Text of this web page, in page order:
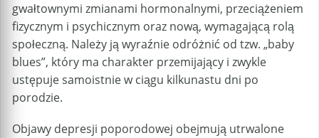
gwałtownymi zmianami hormonalnymi, przeciążeniem
fizycznym i psychicznym oraz nową, wymagającą rolą
społeczną. Należy ją wyraźnie odróżnić od tzw. „baby
blues”, który ma charakter przemijający i zwykle
ustępuje samoistnie w ciągu kilkunastu dni po
porodzie.
Objawy depresji poporodowej obejmują utrwalone